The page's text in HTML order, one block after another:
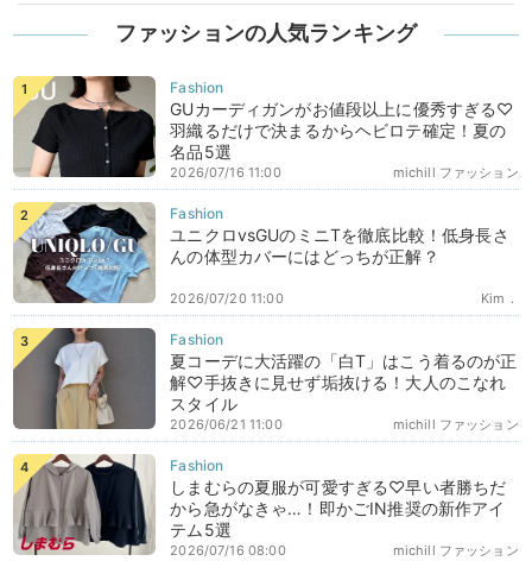
ファッションの人気ランキング
GUカーディガンがお値段以上に優秀すぎる♡
羽織るだけで決まるからヘビロテ確定！夏の
名品5選
michill ファッション
2026/07/16 11:00
ユニクロvsGUのミニTを徹底比較！低身長さ
んの体型カバーにはどっちが正解？
Kim．
2026/07/20 11:00
夏コーデに大活躍の「白T」はこう着るのが正
解♡手抜きに見せず垢抜ける！大人のこなれ
スタイル
michill ファッション
2026/06/21 11:00
しまむらの夏服が可愛すぎる♡早い者勝ちだ
から急がなきゃ…！即かごIN推奨の新作アイ
テム5選
michill ファッション
2026/07/16 08:00